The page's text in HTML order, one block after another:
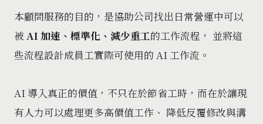
本顧問服務的目的，是協助公司找出日常營運中可以
被 AI 加速、標準化、減少重工的工作流程， 並將這
些流程設計成員工實際可使用的 AI 工作流。
AI 導入真正的價值，不只在於節省工時，而在於讓現
有人力可以處理更多高價值工作、 降低反覆修改與溝